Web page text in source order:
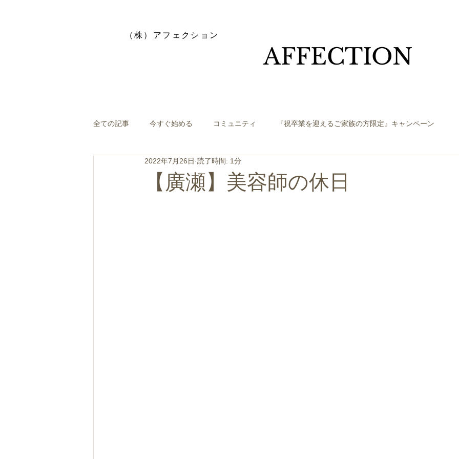
​（株）アフェクション
​AFFECTION
全ての記事 今すぐ始める コミュニティ 『祝卒業を迎えるご家族の方限定』キャンペーン
【廣瀬】美容師の休日
2022年7月26日 読了時間: 1分